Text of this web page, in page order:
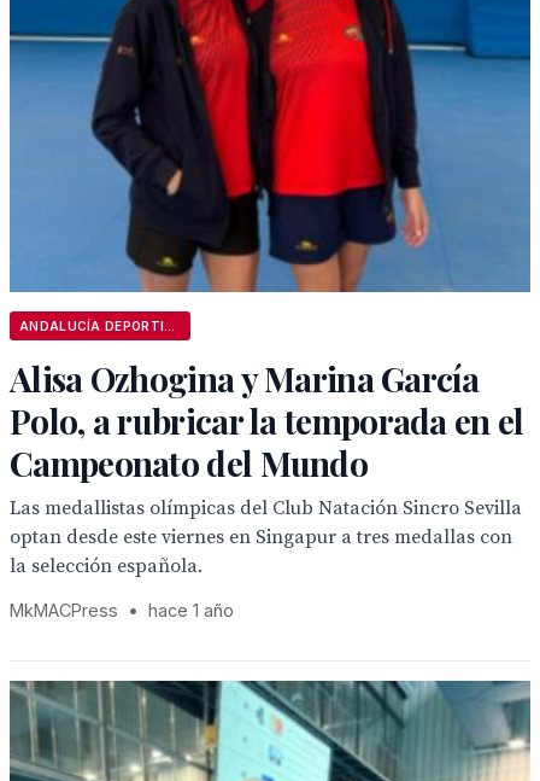
Alisa Ozhogina y Marina García
Polo, a rubricar la temporada en el
Campeonato del Mundo
Las medallistas olímpicas del Club Natación Sincro Sevilla
optan desde este viernes en Singapur a tres medallas con
la selección española.
MkMACPress • hace 1 año